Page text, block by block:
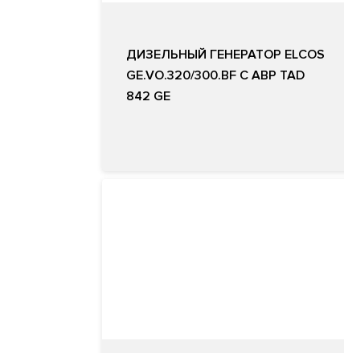
ДИЗЕЛЬНЫЙ ГЕНЕРАТОР ELCOS
GE.VO.320/300.BF С АВР TAD
842 GE